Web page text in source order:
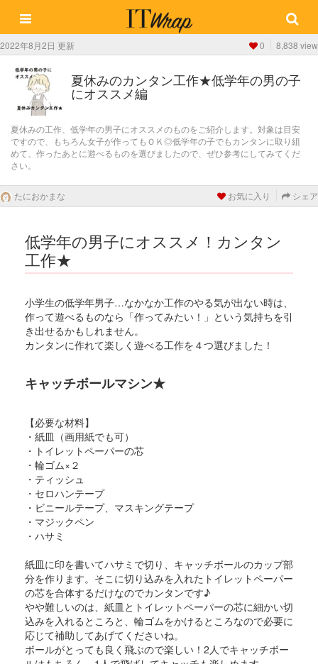
2022年8月2日 更新 0 8,838 view
夏休みのカンタン工作★低学年の男の子
にオススメ編
夏休みの工作、低学年の男子にオススメのものをご紹介します。対象は目安
ですので、もちろん女子が作ってもＯＫ◎低学年の子でもカンタンに取り組
めて、作ったあとに遊べるものを選びましたので、ぜひ参考にしてみてくだ
さい。
たにおかまな お気に入り シェア
低学年の男子にオススメ！カンタン
工作★
小学生の低学年男子…なかなか工作のやる気が出ない時は、
作って遊べるものなら「作ってみたい！」という気持ちを引
き出せるかもしれません。
カンタンに作れて楽しく遊べる工作を４つ選びました！
キャッチボールマシン★
【必要な材料】
・紙皿（画用紙でも可）
・トイレットペーパーの芯
・輪ゴム×２
・ティッシュ
・セロハンテープ
・ビニールテープ、マスキングテープ
・マジックペン
・ハサミ
紙皿に印を書いてハサミで切り、キャッチボールのカップ部
分を作ります。そこに切り込みを入れたトイレットペーパー
の芯を合体するだけなのでカンタンです♪
やや難しいのは、紙皿とトイレットペーパーの芯に細かい切
込みを入れるところと、輪ゴムをかけるところなので必要に
応じて補助してあげてくださいね。
ボールがとっても良く飛ぶので楽しい！2人でキャッチボー